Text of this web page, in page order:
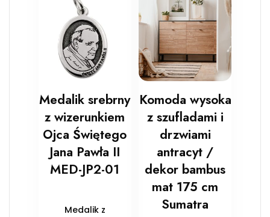
Medalik srebrny
z wizerunkiem
Ojca Świętego
Jana Pawła II
MED-JP2-01
Medalik z
Komoda wysoka
z szufladami i
drzwiami
antracyt /
dekor bambus
mat 175 cm
Sumatra